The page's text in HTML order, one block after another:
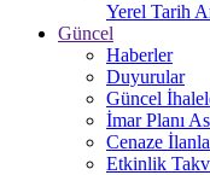
Yerel Tarih
Güncel
Haberler
Duyurular
Güncel
İmar Planı
Cenaze
Etkinlik